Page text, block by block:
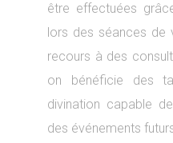
être effectuées
lors des séances de
recours à des
on bénéficie des
divination capable
des événements